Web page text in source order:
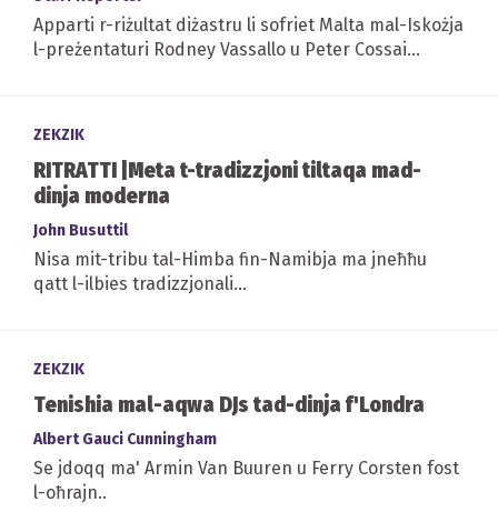
Apparti r-riżultat diżastru li sofriet Malta mal-Iskożja
l-preżentaturi Rodney Vassallo u Peter Cossai
ZEKZIK
RITRATTI |Meta t-tradizzjoni tiltaqa mad-
dinja moderna
John Busuttil
Nisa mit-tribu tal-Himba fin-Namibja ma jneħħu
qatt l-ilbies tradizzjonali...
ZEKZIK
Tenishia mal-aqwa DJs tad-dinja f'Londra
Albert Gauci Cunningham
Se jdoqq ma' Armin Van Buuren u Ferry Corsten fost
l-oħrajn..